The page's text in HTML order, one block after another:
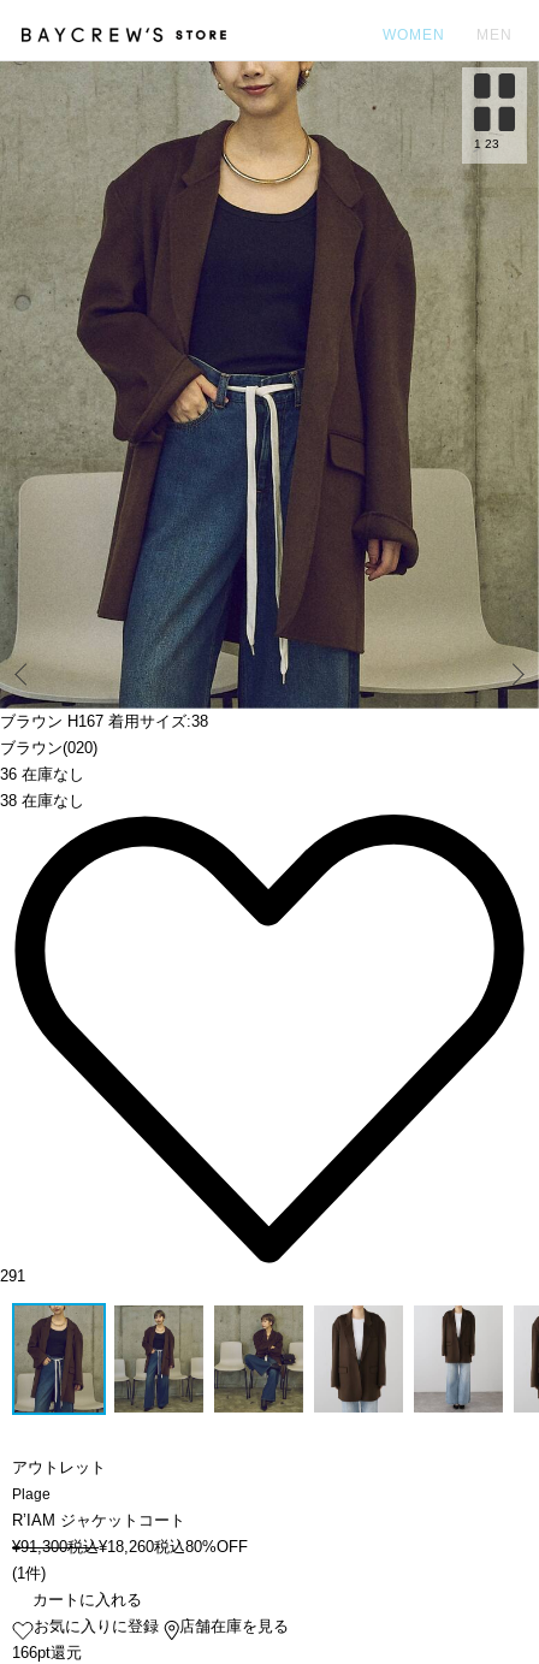
WOMEN MEN
ブラウン H167 着用サイズ:38
ブラウン(020)
36 在庫なし
38 在庫なし
1 23
291
アウトレット
Plage
R’IAM ジャケットコート
¥91,300税込¥18,260税込80%OFF
(1件)
カートに入れる
お気に入りに登録
店舗在庫を見る
166pt還元